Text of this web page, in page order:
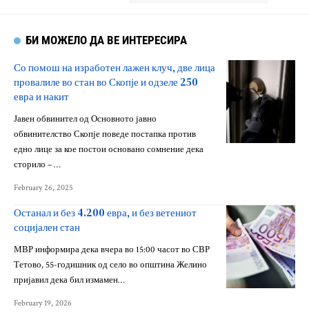
БИ МОЖЕЛО ДА ВЕ ИНТЕРЕСИРА
Со помош на изработен лажен клуч, две лица
провалиле во стан во Скопје и одзеле 250
евра и накит
Јавен обвинител од Основното јавно
обвинителство Скопје поведе постапка против
едно лице за кое постои основано сомнение дека
сторило – …
February 26, 2025
Останал и без 4.200 евра, и без ветениот
социјален стан
МВР информира дека вчера во 15:00 часот во СВР
Тетово, 55-годишник од село во општина Желино
пријавил дека бил измамен…
February 19, 2026